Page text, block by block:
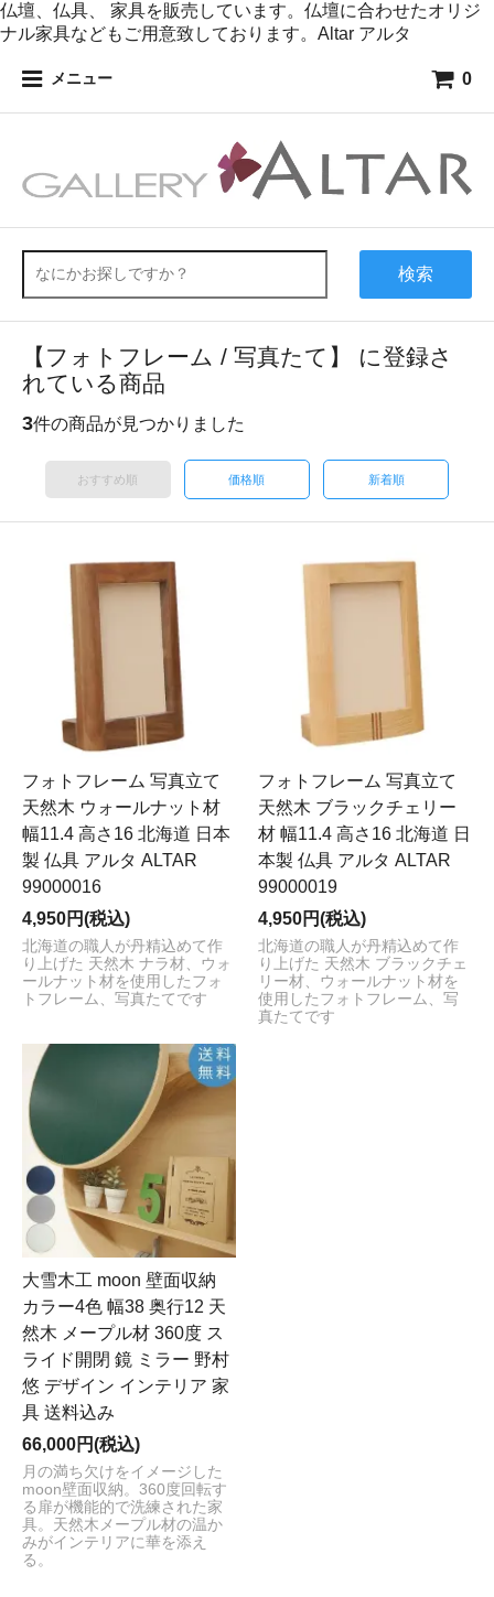
仏壇、仏具、 家具を販売しています。仏壇に合わせたオリジ
ナル家具などもご用意致しております。Altar アルタ
メニュー 0
検索
【フォトフレーム / 写真たて】 に登録さ
れている商品
3件の商品が見つかりました
おすすめ順 価格順 新着順
フォトフレーム 写真立て
天然木 ウォールナット材
幅11.4 高さ16 北海道 日本
製 仏具 アルタ ALTAR
99000016
4,950円(税込)
北海道の職人が丹精込めて作
り上げた 天然木 ナラ材、ウォ
ールナット材を使用したフォ
トフレーム、写真たてです
フォトフレーム 写真立て
天然木 ブラックチェリー
材 幅11.4 高さ16 北海道 日
本製 仏具 アルタ ALTAR
99000019
4,950円(税込)
北海道の職人が丹精込めて作
り上げた 天然木 ブラックチェ
リー材、ウォールナット材を
使用したフォトフレーム、写
真たてです
大雪木工 moon 壁面収納
カラー4色 幅38 奥行12 天
然木 メープル材 360度 ス
ライド開閉 鏡 ミラー 野村
悠 デザイン インテリア 家
具 送料込み
66,000円(税込)
月の満ち欠けをイメージした
moon壁面収納。360度回転す
る扉が機能的で洗練された家
具。天然木メープル材の温か
みがインテリアに華を添え
る。